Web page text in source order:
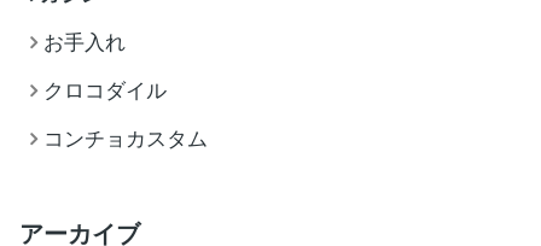
お手入れ
クロコダイル
コンチョカスタム
アーカイブ